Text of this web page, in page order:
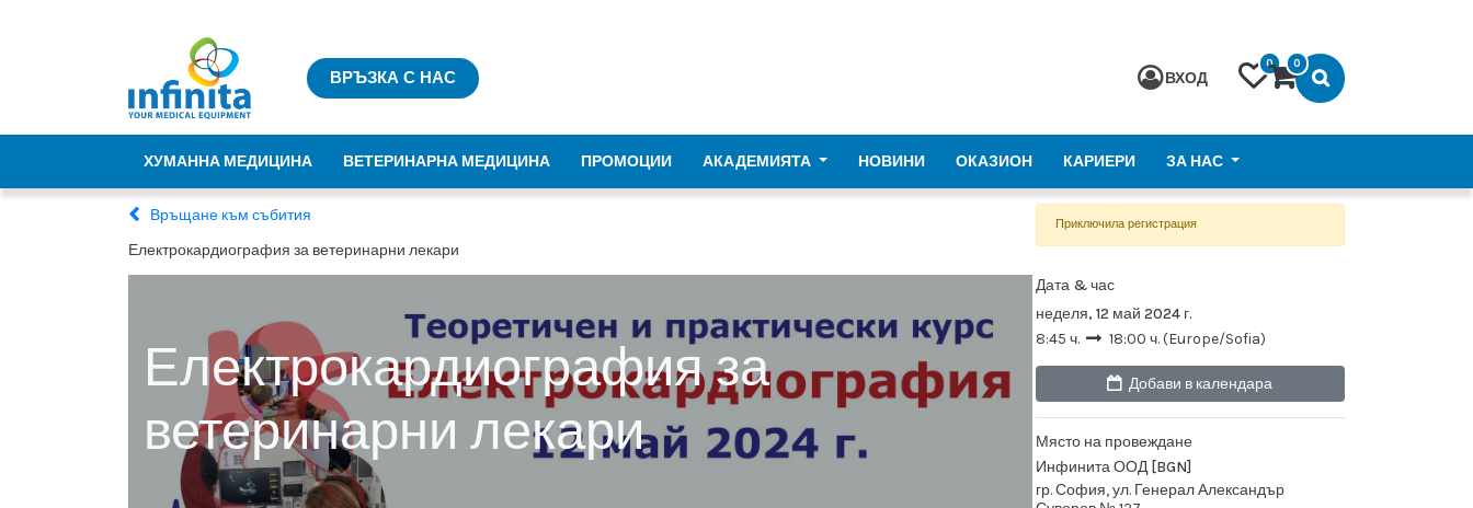
ВРЪЗКА С НАС ВХОД
0 0
ХУМАННА МЕДИЦИНА ВЕТЕРИНАРНА МЕДИЦИНА ПРОМОЦИИ АКАДЕМИЯТА НОВИНИ ОКАЗИОН КАРИЕРИ ЗА НАС
Връщане към събития
Електрокардиография за ветеринарни лекари
Електрокардиография за
ветеринарни лекари
Приключила регистрация
Дата & час
неделя, 12 май 2024 г.
8:45 ч.
18:00 ч.(Europe/Sofia)
Добави в календара
Място на провеждане
Инфинита ООД [BGN]
гр. София, ул. Генерал Александър